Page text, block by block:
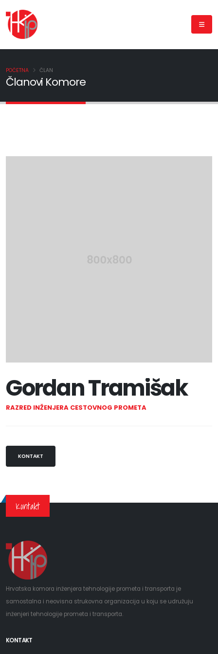
Članovi Komore
POČETNA ČLAN
Gordan Tramišak
RAZRED INŽENJERA CESTOVNOG PROMETA
KONTAKT
Kontakt
Hrvatska komora inženjera tehnologije prometa i transporta je
samostalna i neovisna strukovna organizacija u koju se udružuju
inženjeri tehnologije prometa i transporta.
KONTAKT